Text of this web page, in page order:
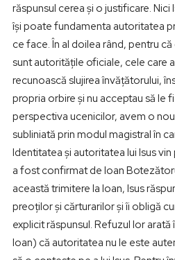
răspunsul cerea și o justificare. Nici
își poate fundamenta autoritatea
ce face. În al doilea rând, pentru
sunt autoritățile oficiale, cele care
recunoască slujirea învățătorului,
propria orbire și nu acceptau să le
perspectiva ucenicilor, avem o
subliniată prin modul magistral în
Identitatea și autoritatea lui Isus
a fost confirmat de Ioan
această trimitere la Ioan, Isus
preoților și cărturarilor și îi obligă
explicit răspunsul. Refuzul lor arată
Ioan) că autoritatea nu le este